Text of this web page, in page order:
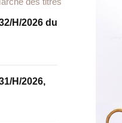
H/2026 du
H/2026,